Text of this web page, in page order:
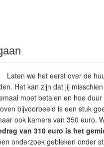
Laten we het eerst over de
Het kan zijn dat jij
moet betalen en hoe
bijvoorbeeld is een stuk
ook kamers van 350 euro.
van 310 euro is het
onderzoek gebleken onder